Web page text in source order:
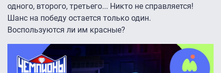
одного, второго, третьего... Никто не справляется!
Шанс на победу остается только один.
Воспользуются ли им красные?